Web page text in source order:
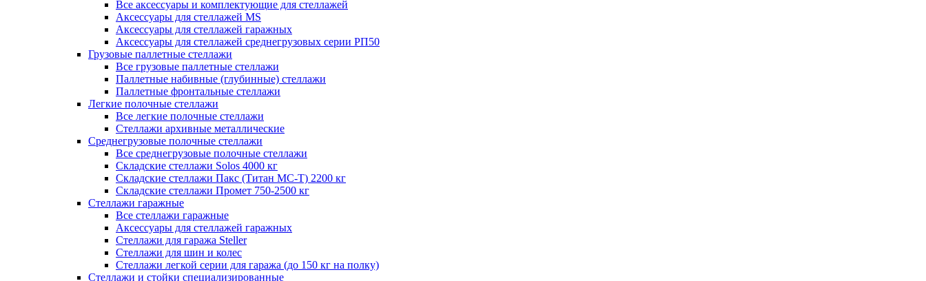
Все аксессуары и комплектующие для стеллажей
Аксессуары для стеллажей MS
Аксессуары для стеллажей гаражных
Аксессуары для стеллажей среднегрузовых серии РП50
Грузовые паллетные стеллажи
Все грузовые паллетные стеллажи
Паллетные набивные (глубинные) стеллажи
Паллетные фронтальные стеллажи
Легкие полочные стеллажи
Все легкие полочные стеллажи
Стеллажи архивные металлические
Среднегрузовые полочные стеллажи
Все среднегрузовые полочные стеллажи
Складские стеллажи Solos 4000 кг
Складские стеллажи Пакс (Титан МС-Т) 2200 кг
Складские стеллажи Промет 750-2500 кг
Стеллажи гаражные
Все стеллажи гаражные
Аксессуары для стеллажей гаражных
Стеллажи для гаража Steller
Стеллажи для шин и колес
Стеллажи легкой серии для гаража (до 150 кг на полку)
Стеллажи и стойки специализированные